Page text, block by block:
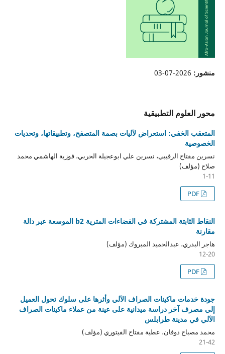
منشور: 2026-07-03
محور العلوم التطبيقية
المتعقب الخفي: استعراض لآليات بصمة المتصفح، وتطبيقاتها، وتحديات
الخصوصية
نسرين مفتاح الرقيبي، نسرين علي ابوعجيلة الحربي، فوزية الهاشمي محمد
صلاح (مؤلف)
1-11
PDF
النقاط الثابتة المشتركة في الفضاءات المترية b2 الموسعة عبر دالة
مقارنة
هاجر البدري، عبدالحميد المبروك (مؤلف)
12-20
PDF
جودة خدمات ماكينات الصراف الآلي وأثرها على سلوك تحول العميل
إلي مصرف آخر دراسة ميدانية على عينة من عملاء ماكينات الصراف
الآلي في مدينة طرابلس
محمد مصباح دوفان، عطية مفتاح الفيتوري (مؤلف)
21-42